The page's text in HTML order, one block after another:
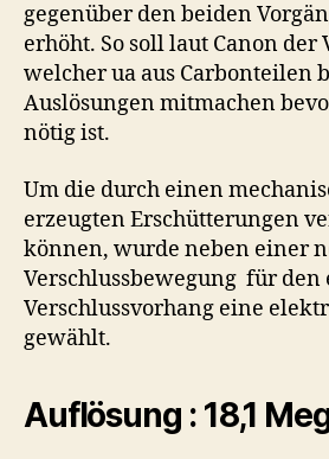
gegenüber den beiden
erhöht. So soll laut Canon der
welcher ua aus Carbonteilen
Auslösungen mitmachen
nötig ist.
Um die durch einen
erzeugten Erschütterungen
können, wurde neben einer
Verschlussbewegung für den
Verschlussvorhang eine
gewählt.
Auflösung : 18,1